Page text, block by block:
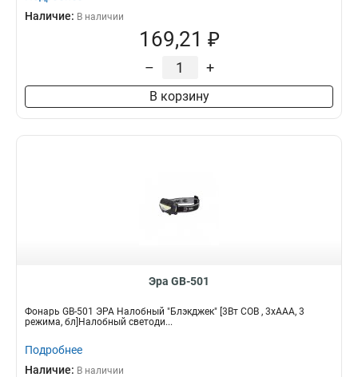
Наличие: В наличии
169,21 ₽
– +
В корзину
Эра GB-501
Фонарь GB-501 ЭРА Налобный "Блэкджек" [3Вт COB , 3хААА, 3
режима, бл]Налобный светоди...
Подробнее
Наличие: В наличии